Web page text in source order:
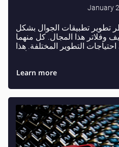
January
أطر تطوير تطبيقات الجوال بشكل
وفلاتر هذا المجال. كل منهما
التطوير المختلفة. هذا
Learn more